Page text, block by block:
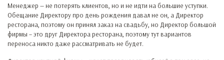
Менеджер — не потерять клиентов, но и не идти на большие уступки.
Обещание Директору про день рождения давал не он, а Директор
ресторана, поэтому он принял заказ на свадьбу, но Директор большой
фирмы – это друг Директора ресторана, поэтому тут вариантов
переноса никто даже рассматривать не будет.